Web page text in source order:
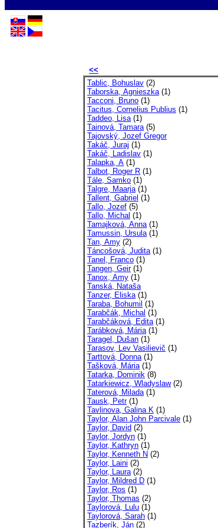
<<
Tablic, Bohuslav (2)
Taborska, Agnieszka(1)
Tacconi, Bruno (1)
Tacitus, Cornelius Publius (1)
Taddeo, Lisa(1)
Tainová, Tamara(5)
Tajovský, Jozef Gregor
Takáč, Juraj (1)
Takáč, Ladislav (1)
Talapka, A (1)
Talbot, Roger R (1)
Tále, Samko (1)
Talgre, Maarja(1)
Tallent, Gabriel (1)
Tallo, Jozef (5)
Tallo, Michal (1)
Tamajková, Anna(1)
Tamussin, Ursula(1)
Tan, Amy (2)
Táncošová, Judita(1)
Tanel, Franco (1)
Tangen, Geir(1)
Tanox, Amy (1)
Tanská, Nataša
Tanzer, Eliska(1)
Taraba, Bohumil (1)
Tarabčák, Michal (1)
Tarabčáková, Edita(1)
Tarábková, Mária(1)
Taragel, Dušan (1)
Tarasov, Lev Vasilievič (1)
Tarttová, Donna(1)
Tašková, Mária(1)
Tatarka, Dominik (8)
Tatarkiewicz, Wladyslaw(2)
Taterová, Milada(1)
Tausk, Petr(1)
Tavlinova, Galina K (1)
Taylor, Alan John Parcivale (1)
Taylor, David (2)
Taylor, Jordyn (1)
Taylor, Kathryn (1)
Taylor, Kenneth N (2)
Taylor, Laini (2)
Taylor, Laura(2)
Taylor, Mildred D (1)
Taylor, Ros (1)
Taylor, Thomas (2)
Taylorová, Lulu (1)
Taylorová, Sarah (1)
Tazberík, Ján (2)